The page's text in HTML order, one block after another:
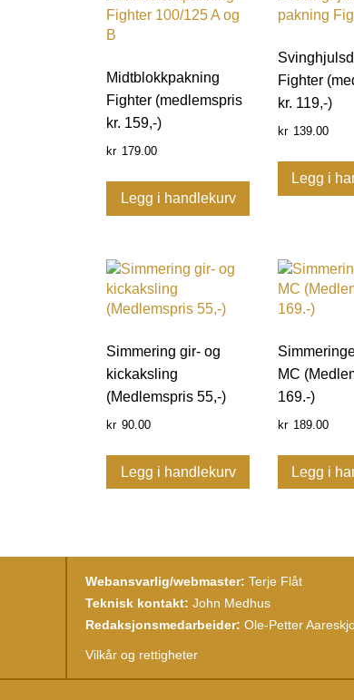
Midtblokkpakning
Fighter (medlemspris
kr. 159,-)
kr 179.00
Legg i handlekurv
Fighter
kr. 119,-)
kr 139.00
Legg i
Simmering gir- og
kickaksling
(Medlemspris 55,-)
kr 90.00
Legg i handlekurv
MC
169.-)
kr 189.00
Legg i
Webansvarlig/webmaster: Terje Flåt
Teknisk kontakt: John Medhus
Redaksjonsmedarbeider: Ole-Petter
Vilkår og rettigheter